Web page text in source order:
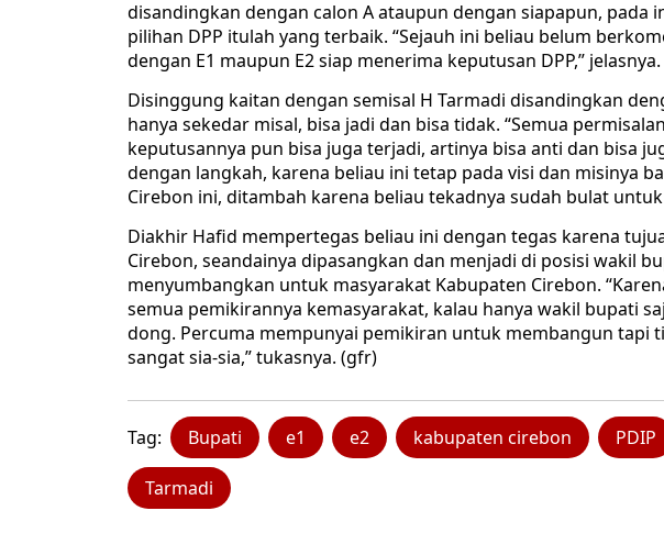
disandingkan dengan calon A ataupun dengan siapapun, pada
pilihan DPP itulah yang terbaik. “Sejauh ini beliau belum
dengan E1 maupun E2 siap menerima keputusan DPP,” jelasnya.
Disinggung kaitan dengan semisal H Tarmadi disandingkan
hanya sekedar misal, bisa jadi dan bisa tidak. “Semua
keputusannya pun bisa juga terjadi, artinya bisa anti dan bisa
dengan langkah, karena beliau ini tetap pada visi dan misinya
Cirebon ini, ditambah karena beliau tekadnya sudah bulat
Diakhir Hafid mempertegas beliau ini dengan tegas karena
Cirebon, seandainya dipasangkan dan menjadi di posisi wakil
menyumbangkan untuk masyarakat Kabupaten Cirebon.
semua pemikirannya kemasyarakat, kalau hanya wakil bupati
dong. Percuma mempunyai pemikiran untuk membangun tapi
sangat sia-sia,” tukasnya. (gfr)
Tag: Bupati e1 e2 kabupaten cirebon PDIP
Tarmadi